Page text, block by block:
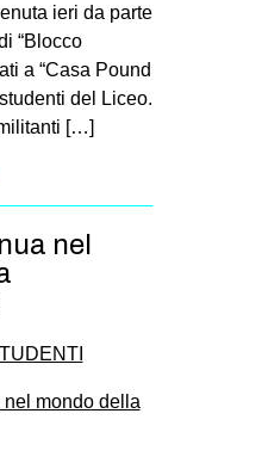
ieri da parte
“Blocco
a “Casa Pound
del Liceo.
[…]
nel